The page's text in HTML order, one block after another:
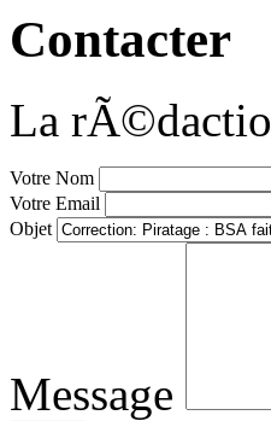
Contacter
La
Votre Nom
Votre Email
Objet
Message